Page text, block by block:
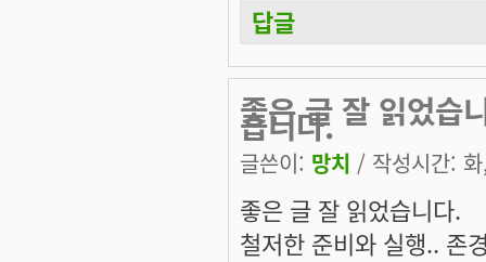
답글
좋은 글 잘 읽었습
습니다.
글쓴이: 망치 / 작성시간:
좋은 글 잘 읽었습니다.
철저한 준비와 실행.. 존